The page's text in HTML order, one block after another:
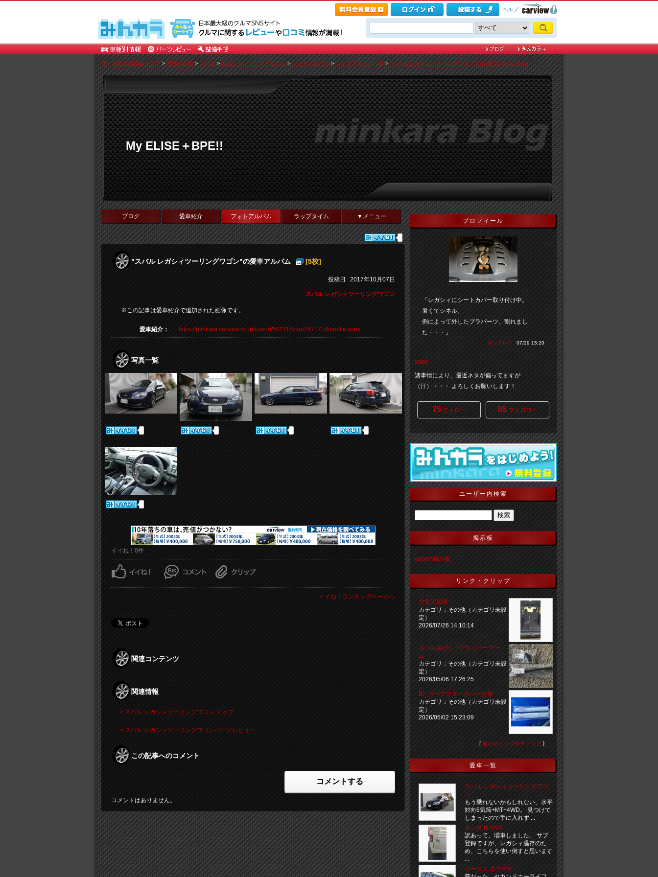
ヘルプ
車・自動車SNSみんカラ>車種別情報>スバル>レガシィツーリングワゴン>フォトアルバム>フォトアルバム一覧>"スバル レガシィツーリングワゴン"の愛車アルバム [yuta!]
My ELISE＋BPE!!
ブログ 愛車紹介 フォトアルバム ラップタイム ▼メニュー
"スバル レガシィツーリングワゴン"の愛車アルバム [5枚]
投稿日 : 2017年10月07日
スバル レガシィツーリングワゴン
※この記事は愛車紹介で追加された画像です。
愛車紹介： https://minkara.carview.co.jp/userid/502115/car/2471718/profile.aspx
写真一覧
イイね！0件
イイね！ランキングページへ
関連コンテンツ
関連情報
> スバル レガシィツーリングワゴン トップ
> スバル レガシィツーリングワゴンパーツレビュー
この記事へのコメント
コメントする
コメントはありません。
プロフィール
「レガシィにシートカバー取り付け中。
暑くてシネル。
例によって外したプラパーツ、割れまし
た・・・」
何シテル？ 07/29 15:20
yuta!
諸事情により、最近ネタが偏ってますが
（汗）・・・ よろしくお願いします！
75フォロー 85フォロワー
ユーザー内検索
掲示板
yuta!の掲示板
リンク・クリップ
空気圧調整
カテゴリ：その他（カテゴリ未設
定）
2026/07/26 14:10:14
スバル(純正) リアワイパーアー
ム
カテゴリ：その他（カテゴリ未設
定）
2026/05/06 17:26:25
Bピラーアウターカバー交換
カテゴリ：その他（カテゴリ未設
定）
2026/05/02 15:23:09
[他のクリップをチェック ]
愛車一覧
スバル レガシィツーリングワゴ
ン
もう乗れないかもしれない、水平
対向6気筒+MT+4WD。 見つけて
しまったので手に入れず ...
ホンダ N-VAN
訳あって、増車しました。 サブ
登録ですが、レガシィ温存のた
め、こちらを使い倒すと思います
...
ロータス エリーゼ